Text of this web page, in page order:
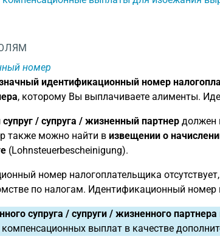
номер
идентификационный номер
, которому Вы выплачиваете алименты.
/ супруга / жизненный партнердолжен
также можно найти в извещении о
(Lohnsteuerbescheinigung).
номер налогоплательщика
по налогам. Идентификационный
супруга / супруги / жизненного партнера
выплат в качестве